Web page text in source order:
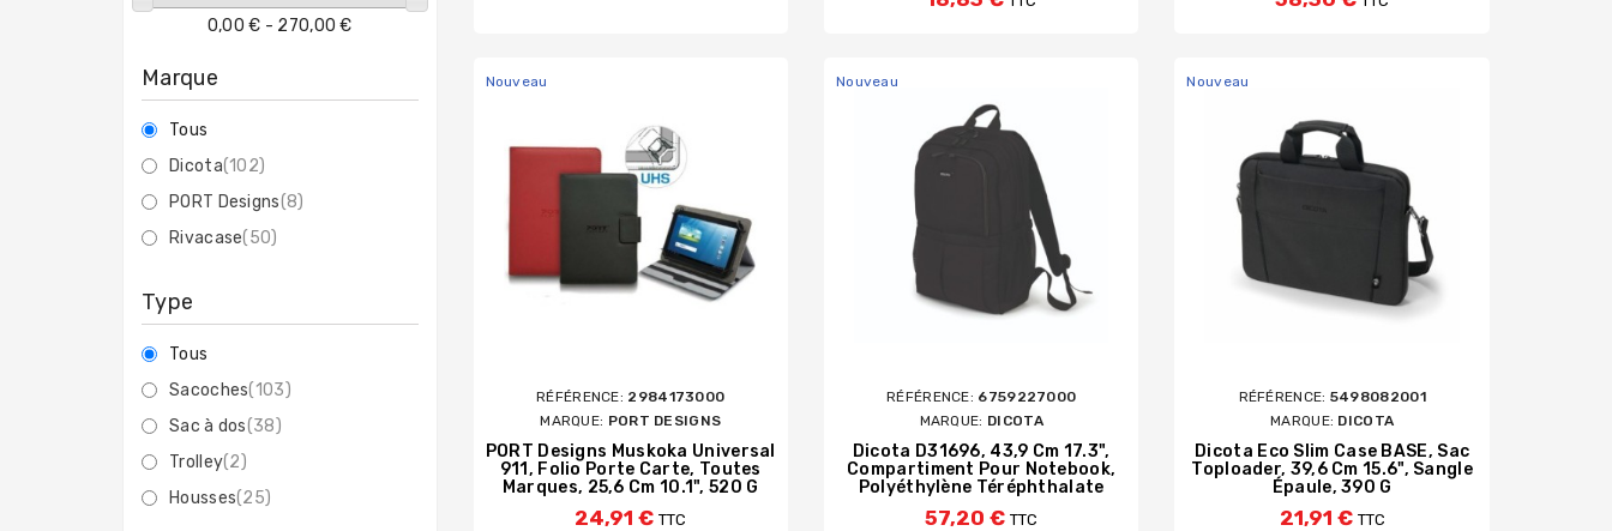
0,00 € - 270,00 €
Marque
Tous
Dicota(102)
PORT Designs(8)
Rivacase(50)
Type
Tous
Sacoches(103)
Sac à dos(38)
Trolley(2)
Housses(25)
Nouveau
RÉFÉRENCE: 2984173000
MARQUE: PORT DESIGNS
PORT Designs Muskoka Universal
911, Folio Porte Carte, Toutes
Marques, 25,6 Cm 10.1", 520 G
24,91 €TTC
Nouveau
RÉFÉRENCE: 6759227000
MARQUE: DICOTA
Dicota D31696, 43,9 Cm 17.3",
Compartiment Pour Notebook,
Polyéthylène Téréphthalate
57,20 €TTC
Nouveau
RÉFÉRENCE: 5498082001
MARQUE: DICOTA
Dicota Eco Slim Case BASE, Sac
Toploader, 39,6 Cm 15.6", Sangle
Épaule, 390 G
21,91 € TTC